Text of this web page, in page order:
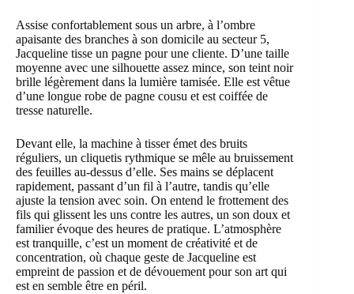
Assise confortablement sous un arbre, à l’ombre
apaisante des branches à son domicile au secteur 5,
Jacqueline tisse un pagne pour une cliente. D’une taille
moyenne avec une silhouette assez mince, son teint noir
brille légèrement dans la lumière tamisée. Elle est vêtue
d’une longue robe de pagne cousu et est coiffée de
tresse naturelle.
Devant elle, la machine à tisser émet des bruits
réguliers, un cliquetis rythmique se mêle au bruissement
des feuilles au-dessus d’elle. Ses mains se déplacent
rapidement, passant d’un fil à l’autre, tandis qu’elle
ajuste la tension avec soin. On entend le frottement des
fils qui glissent les uns contre les autres, un son doux et
familier évoque des heures de pratique. L’atmosphère
est tranquille, c’est un moment de créativité et de
concentration, où chaque geste de Jacqueline est
empreint de passion et de dévouement pour son art qui
est en semble être en péril.